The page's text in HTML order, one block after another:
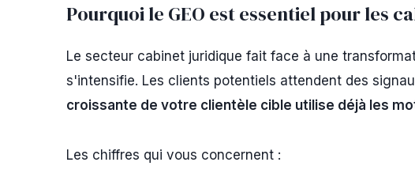
Pourquoi le GEO est essentiel pour les
Le secteur cabinet juridique fait face à une
s'intensifie. Les clients potentiels attendent des
croissante de votre clientèle cible utilise déjà les
Les chiffres qui vous concernent :